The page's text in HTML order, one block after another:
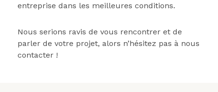
entreprise dans les meilleures conditions.
Nous serions ravis de vous rencontrer et de
parler de votre projet, alors n’hésitez pas à nous
contacter !